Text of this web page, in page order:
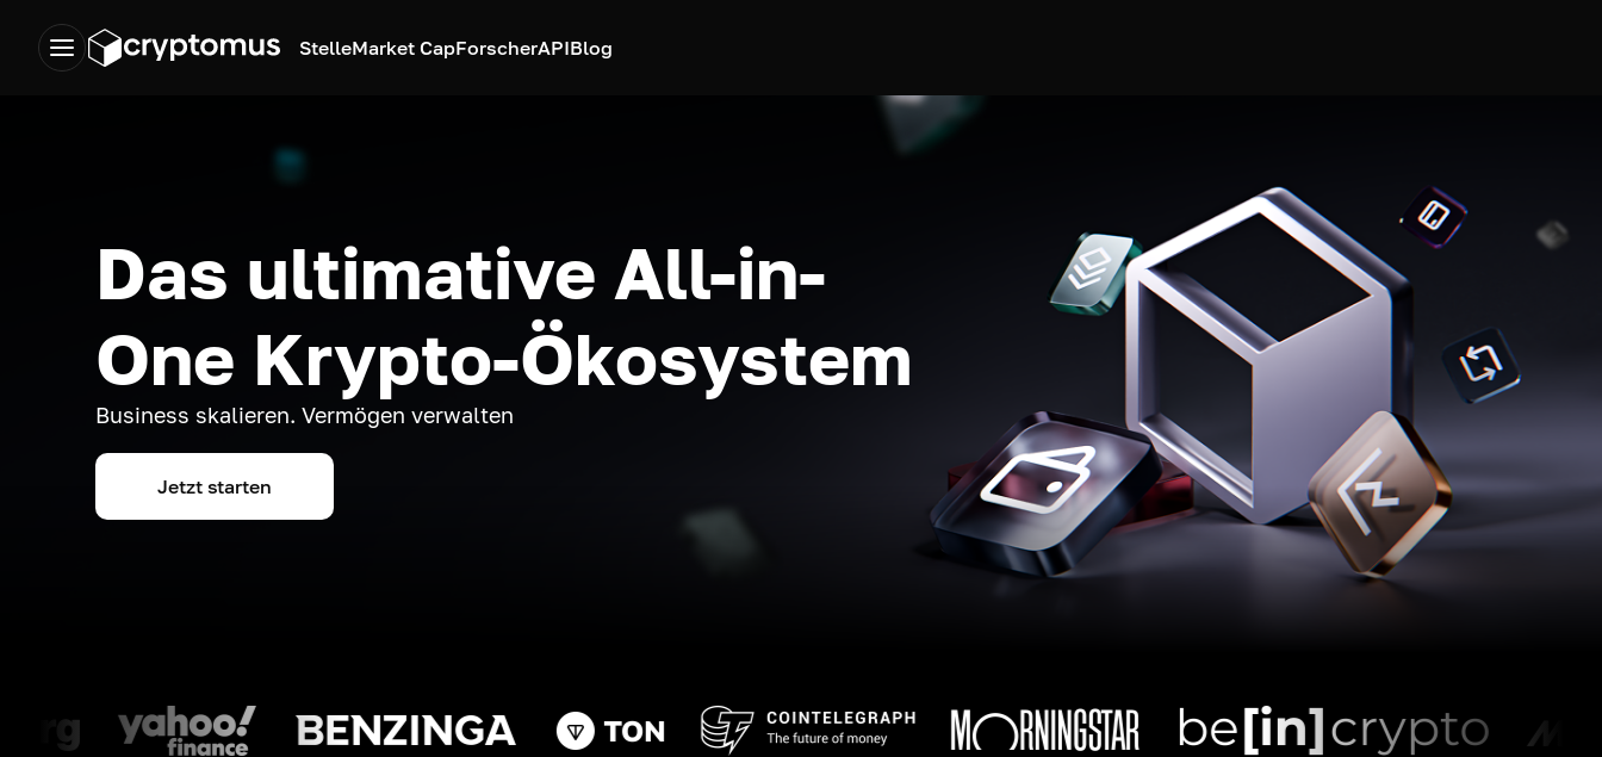
StelleMarket CapForscherAPIBlog
Das ultimative All-in-
One Krypto-Ökosystem
Business skalieren. Vermögen verwalten
Jetzt starten